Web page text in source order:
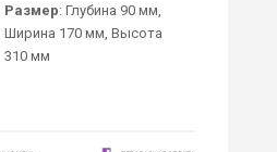
Размер: Глубина 90 мм,
Ширина 170 мм, Высота
310 мм